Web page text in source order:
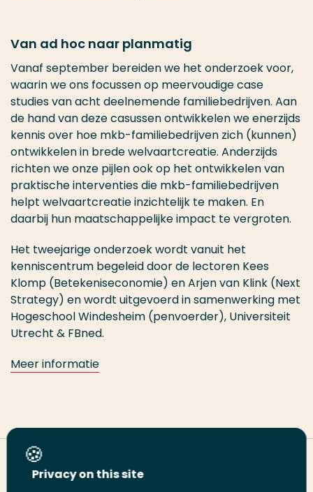
Van ad hoc naar planmatig
Vanaf september bereiden we het onderzoek voor,
waarin we ons focussen op meervoudige case
studies van acht deelnemende familiebedrijven. Aan
de hand van deze casussen ontwikkelen we enerzijds
kennis over hoe mkb-familiebedrijven zich (kunnen)
ontwikkelen in brede welvaartcreatie. Anderzijds
richten we onze pijlen ook op het ontwikkelen van
praktische interventies die mkb-familiebedrijven
helpt welvaartcreatie inzichtelijk te maken. En
daarbij hun maatschappelijke impact te vergroten.
Het tweejarige onderzoekwordt vanuit het
kenniscentrum begeleid door de lectoren Kees
Klomp (Betekeniseconomie) en Arjen van Klink (Next
Strategy) en wordt uitgevoerd in samenwerking met
Hogeschool Windesheim (penvoerder), Universiteit
Utrecht & FBned.
Meer informatie
Deel deze pagina
Privacy on this site